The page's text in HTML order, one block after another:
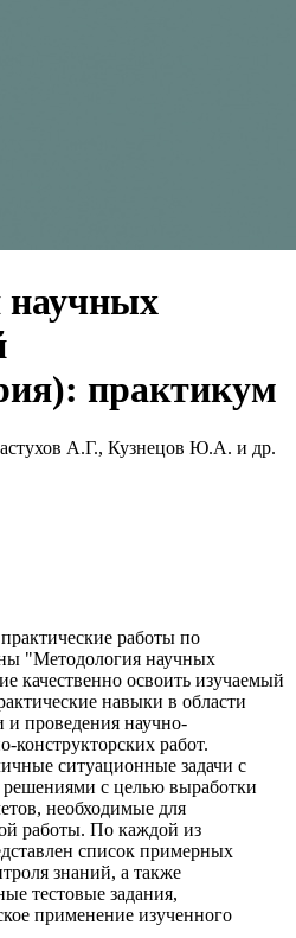
научных
практикум
А.Г., Кузнецов Ю.А. и др.
работы по
"Методология научных
качественно освоить изучаемый
навыки в области
и проведения научно-
конструкторских работ.
ситуационные задачи с
с целью выработки
необходимые для
работы. По каждой из
список примерных
знаний, а также
тестовые задания,
применение изученного